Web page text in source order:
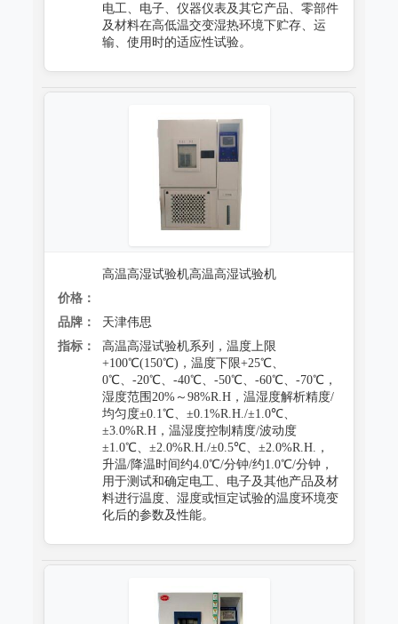
电工、电子、仪器仪表及其它产品、零部件
及材料在高低温交变湿热环境下贮存、运
输、使用时的适应性试验。
高温高湿试验机高温高湿试验机
价格：
品牌：
天津伟思
指标：
高温高湿试验机系列，温度上限
+100℃(150℃)，温度下限+25℃、
0℃、-20℃、-40℃、-50℃、-60℃、-70℃，
湿度范围20%～98%R.H，温湿度解析精度/
均匀度±0.1℃、±0.1%R.H./±1.0℃、
±3.0%R.H，温湿度控制精度/波动度
±1.0℃、±2.0%R.H./±0.5℃、±2.0%R.H.，
升温/降温时间约4.0℃/分钟/约1.0℃/分钟，
用于测试和确定电工、电子及其他产品及材
料进行温度、湿度或恒定试验的温度环境变
化后的参数及性能。